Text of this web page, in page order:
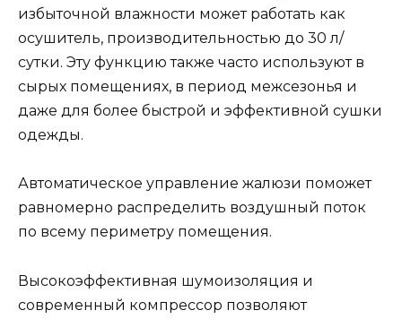
избыточной влажности может работать как
осушитель, производительностью до 30 л/
сутки. Эту функцию также часто используют в
сырых помещениях, в период межсезонья и
даже для более быстрой и эффективной сушки
одежды.
Автоматическое управление жалюзи поможет
равномерно распределить воздушный поток
по всему периметру помещения.
Высокоэффективная шумоизоляция и
современный компрессор позволяют